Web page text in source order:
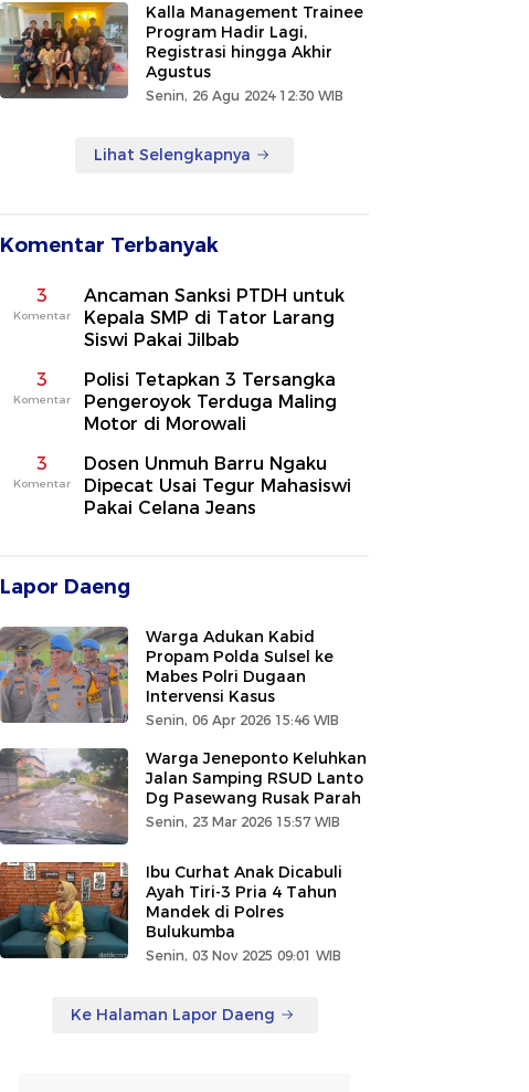
Kalla Management Trainee
Program Hadir Lagi,
Registrasi hingga Akhir
Agustus
Senin, 26 Agu 2024 12:30 WIB
Lihat Selengkapnya
Komentar Terbanyak
3
Komentar
Ancaman Sanksi PTDH untuk
Kepala SMP di Tator Larang
Siswi Pakai Jilbab
3
Komentar
Polisi Tetapkan 3 Tersangka
Pengeroyok Terduga Maling
Motor di Morowali
3
Komentar
Dosen Unmuh Barru Ngaku
Dipecat Usai Tegur Mahasiswi
Pakai Celana Jeans
Lapor Daeng
Warga Adukan Kabid
Propam Polda Sulsel ke
Mabes Polri Dugaan
Intervensi Kasus
Senin, 06 Apr 2026 15:46 WIB
Warga Jeneponto Keluhkan
Jalan Samping RSUD Lanto
Dg Pasewang Rusak Parah
Senin, 23 Mar 2026 15:57 WIB
Ibu Curhat Anak Dicabuli
Ayah Tiri-3 Pria 4 Tahun
Mandek di Polres
Bulukumba
Senin, 03 Nov 2025 09:01 WIB
Ke Halaman Lapor Daeng